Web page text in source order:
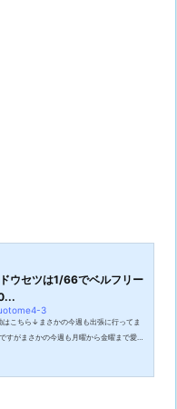
ウセツは1/66でベルフリー
3
こちら↓まさかの今週も出張に行ってま
すがまさかの今週も月曜から金曜まで愛知